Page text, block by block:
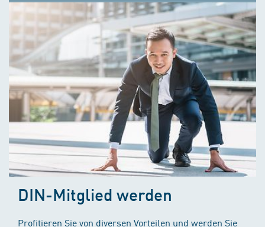
DIN-Mitglied werden
Profitieren Sie von diversen Vorteilen und werden Sie